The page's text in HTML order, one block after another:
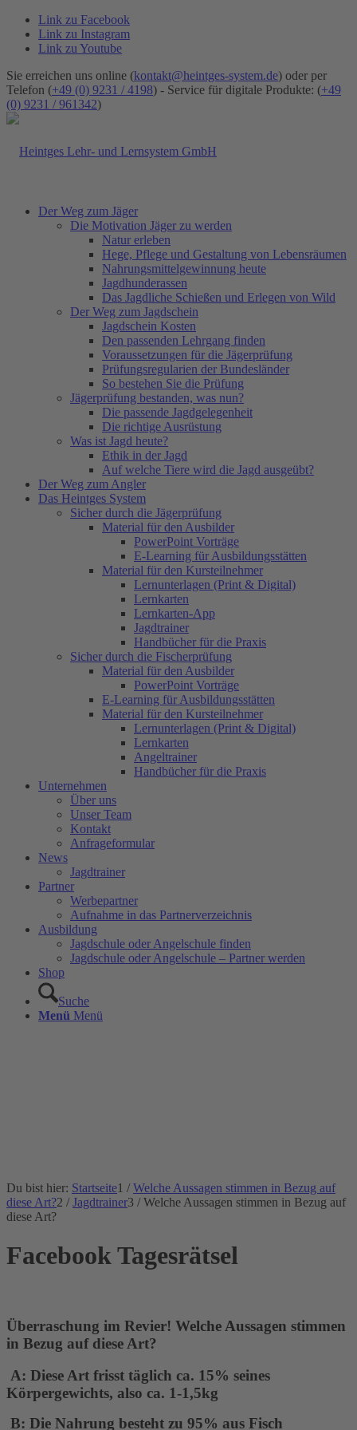
Link zu Facebook
Link zu Instagram
Link zu Youtube
Sie erreichen uns online (kontakt@heintges-system.de) oder per
Telefon (+49 (0) 9231 / 4198) - Service für digitale Produkte: (+49
(0) 9231 / 961342)
Der Weg zum Jäger
Die Motivation Jäger zu werden
Natur erleben
Hege, Pflege und Gestaltung von Lebensräumen
Nahrungsmittelgewinnung heute
Jagdhunderassen
Das Jagdliche Schießen und Erlegen von Wild
Der Weg zum Jagdschein
Jagdschein Kosten
Den passenden Lehrgang finden
Voraussetzungen für die Jägerprüfung
Prüfungsregularien der Bundesländer
So bestehen Sie die Prüfung
Jägerprüfung bestanden, was nun?
Die passende Jagdgelegenheit
Die richtige Ausrüstung
Was ist Jagd heute?
Ethik in der Jagd
Auf welche Tiere wird die Jagd ausgeübt?
Der Weg zum Angler
Das Heintges System
Sicher durch die Jägerprüfung
Material für den Ausbilder
PowerPoint Vorträge
E-Learning für Ausbildungsstätten
Material für den Kursteilnehmer
Lernunterlagen (Print & Digital)
Lernkarten
Lernkarten-App
Jagdtrainer
Handbücher für die Praxis
Sicher durch die Fischerprüfung
Material für den Ausbilder
PowerPoint Vorträge
E-Learning für Ausbildungsstätten
Material für den Kursteilnehmer
Lernunterlagen (Print & Digital)
Lernkarten
Angeltrainer
Handbücher für die Praxis
Unternehmen
Über uns
Unser Team
Kontakt
Anfrageformular
News
Jagdtrainer
Partner
Werbepartner
Aufnahme in das Partnerverzeichnis
Ausbildung
Jagdschule oder Angelschule finden
Jagdschule oder Angelschule – Partner werden
Shop
Suche
Menü Menü
Du bist hier: Startseite1 / Welche Aussagen stimmen in Bezug auf
diese Art?2 / Jagdtrainer3 / Welche Aussagen stimmen in Bezug auf
diese Art?
Facebook Tagesrätsel
Überraschung im Revier! Welche Aussagen stimmen
in Bezug auf diese Art?
A: Diese Art frisst täglich ca. 15% seines
Körpergewichts, also ca. 1-1,5kg
B: Die Nahrung besteht zu 95% aus Fisch